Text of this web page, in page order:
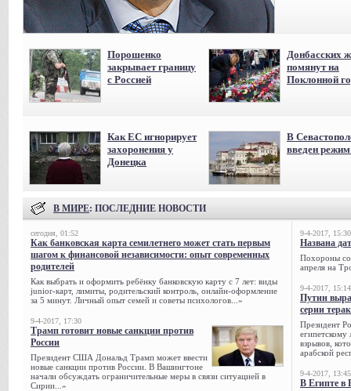
Порошенко
закрывает границу
с Россией
Донбасских
помянут на
Поклонной
Как ЕС игнорирует
захоронения у
Донецка
В
введен
В МИРЕ: ПОСЛЕДНИЕ НОВОСТИ
сегодня, 01:52
Как банковская карта семилетнего может стать первым
шагом к финансовой независимости: опыт современных
родителей
Как выбрать и оформить ребёнку банковскую карту с 7 лет: виды
junior-карт, лимиты, родительский контроль, онлайн-оформление
за 5 минут. Личный опыт семей и советы психологов...»
9-4-2017, 17:30
Трамп готовит новые санкции против
России
Президент США Дональд Трамп может ввести
новые санкции против России. В Вашингтоне
начали обсуждать ограничительные меры в связи ситуацией в
Сирии...»
9-4-2017, 15:30
Названа
Похороны
апреля на
9-4-2017, 15:14
Путин
серии
Президент
египетскому
взрывов,
арабской
9-4-2017, 13:45
В Египте в